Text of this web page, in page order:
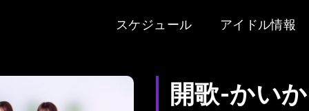
スケジュール アイドル情報
開歌-かい